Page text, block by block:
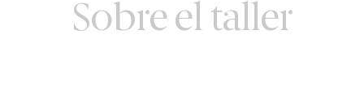
Sobre el taller